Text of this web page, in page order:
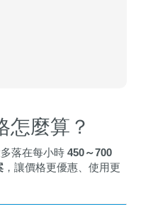
怎麼算？
落在每小時 450～700
，讓價格更優惠、使用更